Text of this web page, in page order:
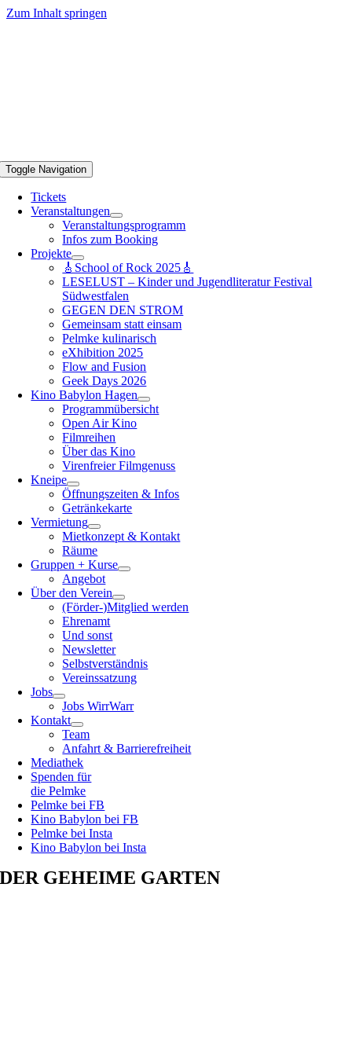
Zum Inhalt springen
Toggle Navigation
Tickets
Veranstaltungen
Veranstaltungsprogramm
Infos zum Booking
Projekte
🎸School of Rock 2025🎸
LESELUST – Kinder und Jugendliteratur Festival
Südwestfalen
GEGEN DEN STROM
Gemeinsam statt einsam
Pelmke kulinarisch
eXhibition 2025
Flow and Fusion
Geek Days 2026
Kino Babylon Hagen
Programmübersicht
Open Air Kino
Filmreihen
Über das Kino
Virenfreier Filmgenuss
Kneipe
Öffnungszeiten & Infos
Getränkekarte
Vermietung
Mietkonzept & Kontakt
Räume
Gruppen + Kurse
Angebot
Über den Verein
(Förder-)Mitglied werden
Ehrenamt
Und sonst
Newsletter
Selbstverständnis
Vereinssatzung
Jobs
Jobs WirrWarr
Kontakt
Team
Anfahrt & Barrierefreiheit
Mediathek
Spenden für
die Pelmke
Pelmke bei FB
Kino Babylon bei FB
Pelmke bei Insta
Kino Babylon bei Insta
DER GEHEIME GARTEN